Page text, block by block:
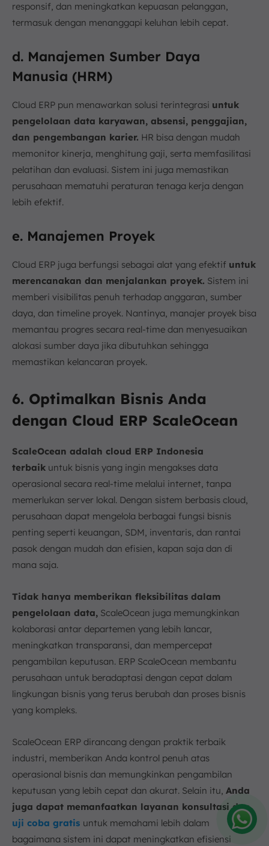
responsif, dan meningkatkan kepuasan pelanggan,
termasuk dengan menanggapi keluhan lebih cepat.
d. Manajemen Sumber Daya
Manusia (HRM)
Cloud ERP pun menawarkan solusi terintegrasi untuk
pengelolaan data karyawan, absensi, penggajian,
dan pengembangan karier. HR bisa dengan mudah
memonitor kinerja, menghitung gaji, serta memfasilitasi
pelatihan dan evaluasi. Sistem ini juga memastikan
perusahaan mematuhi peraturan tenaga kerja dengan
lebih efektif.
e. Manajemen Proyek
Cloud ERP juga berfungsi sebagai alat yang efektif untuk
merencanakan dan menjalankan proyek. Sistem ini
memberi visibilitas penuh terhadap anggaran, sumber
daya, dan timeline proyek. Nantinya, manajer proyek bisa
memantau progres secara real-time dan menyesuaikan
alokasi sumber daya jika dibutuhkan sehingga
memastikan kelancaran proyek.
6. Optimalkan Bisnis Anda
dengan Cloud ERP ScaleOcean
ScaleOcean adalah cloud ERP Indonesia
terbaik untuk bisnis yang ingin mengakses data
operasional secara real-time melalui internet, tanpa
memerlukan server lokal. Dengan sistem berbasis cloud,
perusahaan dapat mengelola berbagai fungsi bisnis
penting seperti keuangan, SDM, inventaris, dan rantai
pasok dengan mudah dan efisien, kapan saja dan di
mana saja.
Tidak hanya memberikan fleksibilitas dalam
pengelolaan data, ScaleOcean juga memungkinkan
kolaborasi antar departemen yang lebih lancar,
meningkatkan transparansi, dan mempercepat
pengambilan keputusan. ERP ScaleOcean membantu
perusahaan untuk beradaptasi dengan cepat dalam
lingkungan bisnis yang terus berubah dan proses bisnis
yang kompleks.
ScaleOcean ERP dirancang dengan praktik terbaik
industri, memberikan Anda kontrol penuh atas
operasional bisnis dan memungkinkan pengambilan
keputusan yang lebih cepat dan akurat. Selain itu, Anda
juga dapat memanfaatkan layanan konsultasi dan
uji coba gratis untuk memahami lebih dalam
bagaimana sistem ini dapat meningkatkan efisiensiAmelia